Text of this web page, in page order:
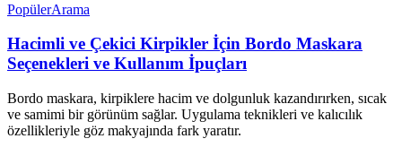
PopülerArama
Hacimli ve Çekici Kirpikler İçin Bordo Maskara
Seçenekleri ve Kullanım İpuçları
Bordo maskara, kirpiklere hacim ve dolgunluk kazandırırken, sıcak
ve samimi bir görünüm sağlar. Uygulama teknikleri ve kalıcılık
özellikleriyle göz makyajında fark yaratır.